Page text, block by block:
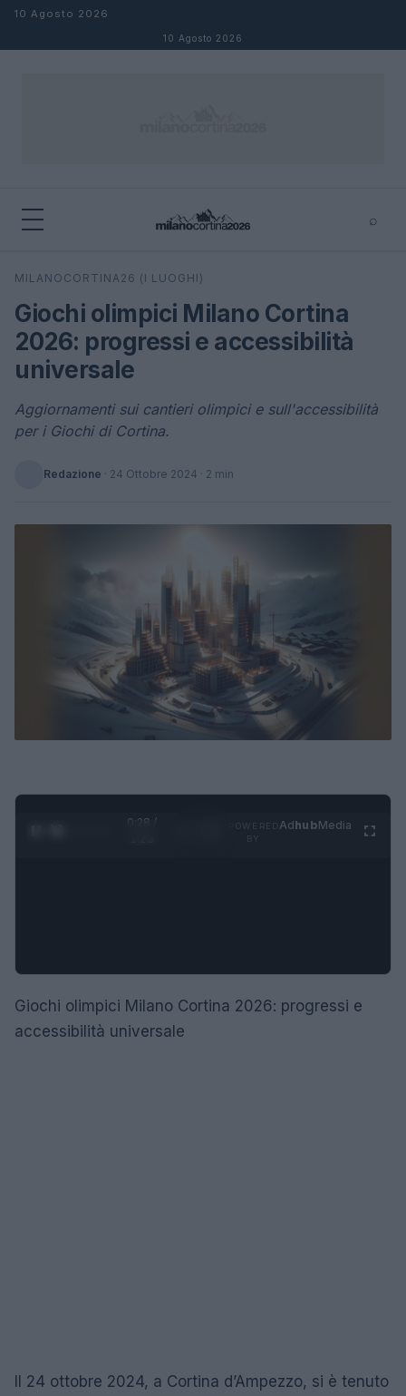
Salta al contenuto
10 Agosto 2026
10 Agosto 2026
⌕
Cerca
MILANOCORTINA26 (I LUOGHI)
Giochi olimpici Milano Cortina
2026: progressi e accessibilità
universale
Aggiornamenti sui cantieri olimpici e sull'accessibilità
per i Giochi di Cortina.
Redazione · 24 Ottobre 2024 · 2 min
0:28 /
AdhubMedia
Giochi olimpici Milano Cortina 2026: progressi e
accessibilità universale
Il 24 ottobre 2024, a Cortina d’Ampezzo, si è tenuto